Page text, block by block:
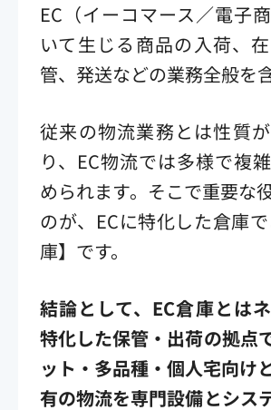
EC（イーコマース／電子
いて生じる商品の入荷、
管、発送などの業務全般を
従来の物流業務とは性質
り、EC物流では多様で複
められます。そこで重要な
のが、ECに特化した倉庫
庫】です。
結論として、EC倉庫とは
特化した保管・出荷の拠点
ット・多品種・個人宅向け
有の物流を専門設備とシス